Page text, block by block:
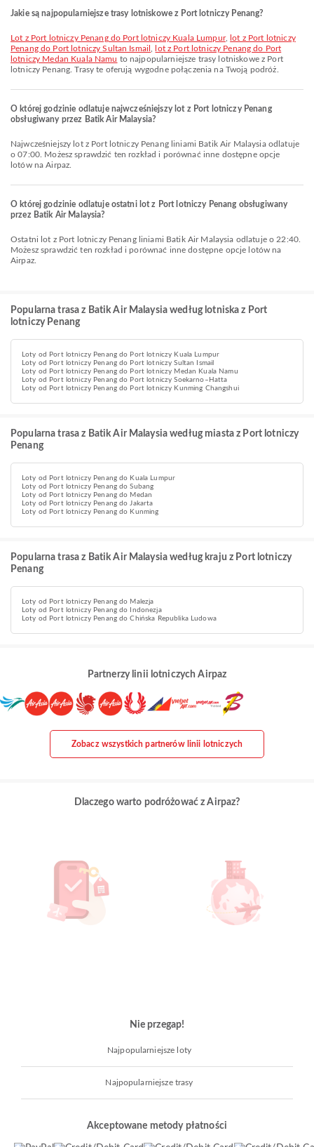
Jakie są najpopularniejsze trasy lotniskowe z Port lotniczy Penang?
lot z Port lotniczy Penang do Port lotniczy Kuala Lumpur,
lot z Port lotniczy
Penang do Port lotniczy Sultan Ismail
lot z Port lotniczy Penang do Port
lotniczy Medan Kuala Namu to najpopularniejsze trasy lotniskowe z Port
lotniczy Penang. Trasy te oferują wygodne połączenia na Twoją podróż.
O której godzinie odlatuje najwcześniejszy lot z Port lotniczy Penang
obsługiwany przez Batik Air Malaysia?
Najwcześniejszy lot z Port lotniczy Penang liniami Batik Air Malaysia odlatuje
o 07:00. Możesz sprawdzić ten rozkład i porównać inne dostępne opcje
lotów na Airpaz.
O której godzinie odlatuje ostatni lot z Port lotniczy Penang obsługiwany
przez Batik Air Malaysia?
Ostatni lot z Port lotniczy Penang liniami Batik Air Malaysia odlatuje o 22:40.
Możesz sprawdzić ten rozkład i porównać inne dostępne opcje lotów na
Airpaz.
Popularna trasa z Batik Air Malaysia według lotniska z Port
lotniczy Penang
Loty od Port lotniczy Penang do Port lotniczy Kuala Lumpur
Loty od Port lotniczy Penang do Port lotniczy Sultan Ismail
Loty od Port lotniczy Penang do Port lotniczy Medan Kuala Namu
Loty od Port lotniczy Penang do Port lotniczy Soekarno–Hatta
Loty od Port lotniczy Penang do Port lotniczy Kunming Changshui
Popularna trasa z Batik Air Malaysia według miasta z Port lotniczy
Penang
Loty od Port lotniczy Penang do Kuala Lumpur
Loty od Port lotniczy Penang do Subang
Loty od Port lotniczy Penang do Medan
Loty od Port lotniczy Penang do Jakarta
Loty od Port lotniczy Penang do Kunming
Popularna trasa z Batik Air Malaysia według kraju z Port lotniczy
Penang
Loty od Port lotniczy Penang do Malezja
Loty od Port lotniczy Penang do Indonezja
Loty od Port lotniczy Penang do Chińska Republika Ludowa
Partnerzy linii lotniczych Airpaz
Zobacz wszystkich partnerów linii lotniczych
Dlaczego warto podróżować z Airpaz?
Nie przegap!
Najpopularniejsze loty
Najpopularniejsze trasy
Akceptowane metody płatności